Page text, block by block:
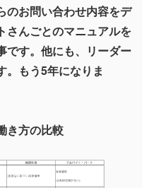
のお問い合わせ内容をデ
さんごとのマニュアルを
です。他にも、リーダー
。もう5年になりま
き方の比較